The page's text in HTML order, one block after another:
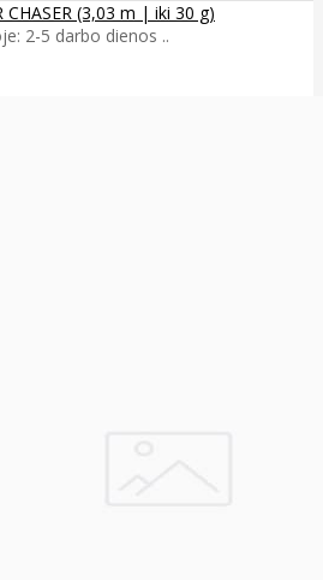
CHASER (3,03 m | iki 30 g)
2-5 darbo dienos ..